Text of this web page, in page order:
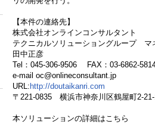
【本件の連絡先】
株式会社オンラインコンサルタント
テクニカルソリューショングループ マ
田中正彦
Tel：045-306-9506 FAX：03-6862-
e-mail oc@onlineconsultant.jp
URL: http://doutaikanri.com
〒221-0835 横浜市神奈川区鶴屋町2-
本ソリューションの詳細はこちら